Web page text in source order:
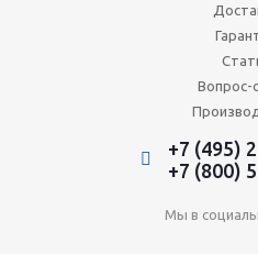
Вопрос-
+7 (495)
+7 (800)
Мы в